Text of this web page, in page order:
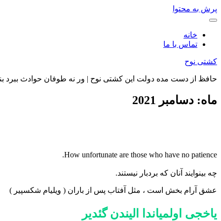
پرش به محتوا
خانه
تماس با ما
کشتی نوح
حافظ از دست مده دولت این کشتی نوح | ور نه طوفان حوادث ببرد
ماه: دسامبر 2021
How unfortunate are those who have no patience.
چه بینوایند آنان که بردبار نیستند.
عشق آرام بخش است ، مثل آفتاب پس از باران ( ویلیام شکسپیر )
یاخجی اولمیاندا الیندن گئدیر